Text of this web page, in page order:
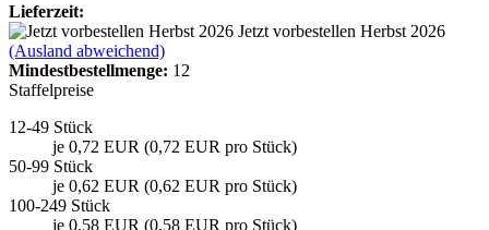
Lieferzeit:
Jetzt vorbestellen Herbst 2026
(Ausland abweichend)
Mindest­bestellmenge: 12
Staffelpreise
12-49 Stück
je 0,72 EUR (0,72 EUR pro Stück)
50-99 Stück
je 0,62 EUR (0,62 EUR pro Stück)
100-249 Stück
je 0,58 EUR (0,58 EUR pro Stück)